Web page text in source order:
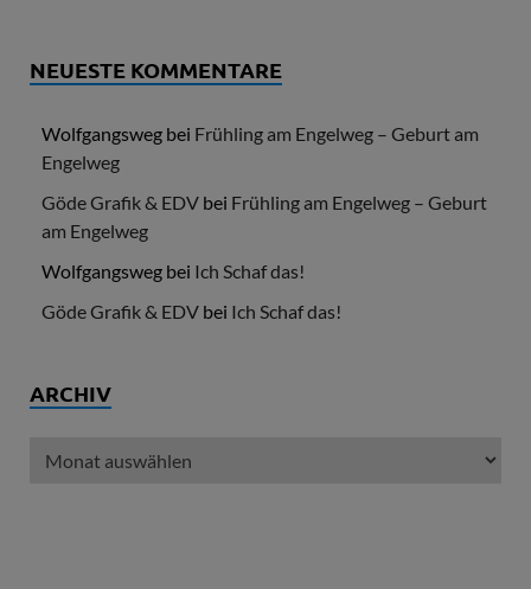
NEUESTE KOMMENTARE
Wolfgangsweg bei Frühling am Engelweg – Geburt am
Engelweg
Göde Grafik & EDV bei Frühling am Engelweg – Geburt
am Engelweg
Wolfgangsweg bei Ich Schaf das!
Göde Grafik & EDV bei Ich Schaf das!
ARCHIV